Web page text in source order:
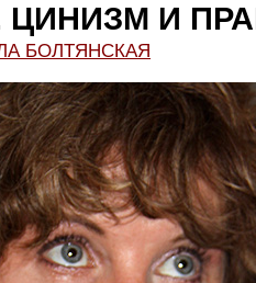
ЦИНИЗМ И
БОЛТЯНСКАЯ